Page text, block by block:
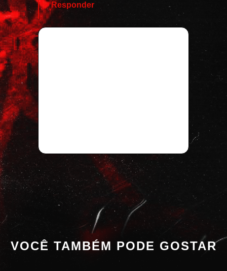
Responder
VOCÊ TAMBÉM PODE GOSTAR